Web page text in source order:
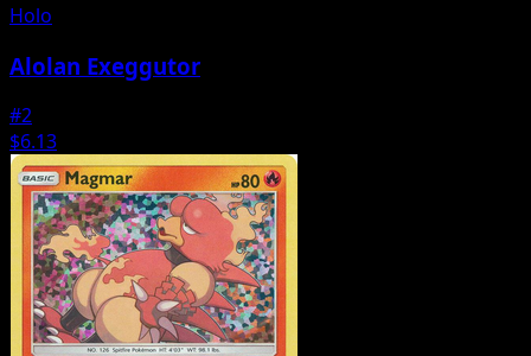
Holo
Alolan Exeggutor
#2
$6.13